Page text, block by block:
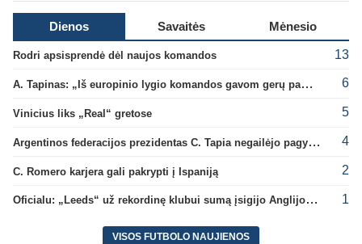
Dienos Savaitės Mėnesio
Rodri apsisprendė dėl naujos komandos 13
A. Tapinas: „Iš europinio lygio komandos gavom gerų pamokų“ 6
Vinicius liks „Real“ gretose 5
Argentinos federacijos prezidentas C. Tapia negailėjo pagyrų G. Infantino 4
C. Romero karjera gali pakrypti į Ispaniją 2
Oficialu: „Leeds“ už rekordinę klubui sumą įsigijo Anglijos rinktinės vartininką 1
VISOS FUTBOLO NAUJIENOS